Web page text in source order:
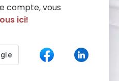
compte, vous
ici!